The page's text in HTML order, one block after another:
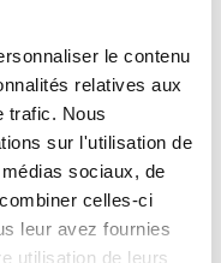
le contenu
relatives aux
trafic. Nous
sur l'utilisation de
sociaux, de
celles-ci
leur avez fournies
utilisation de leurs